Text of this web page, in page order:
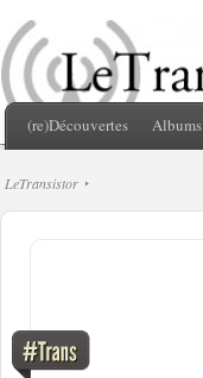
(re)Découvertes Albums
LeTransistor